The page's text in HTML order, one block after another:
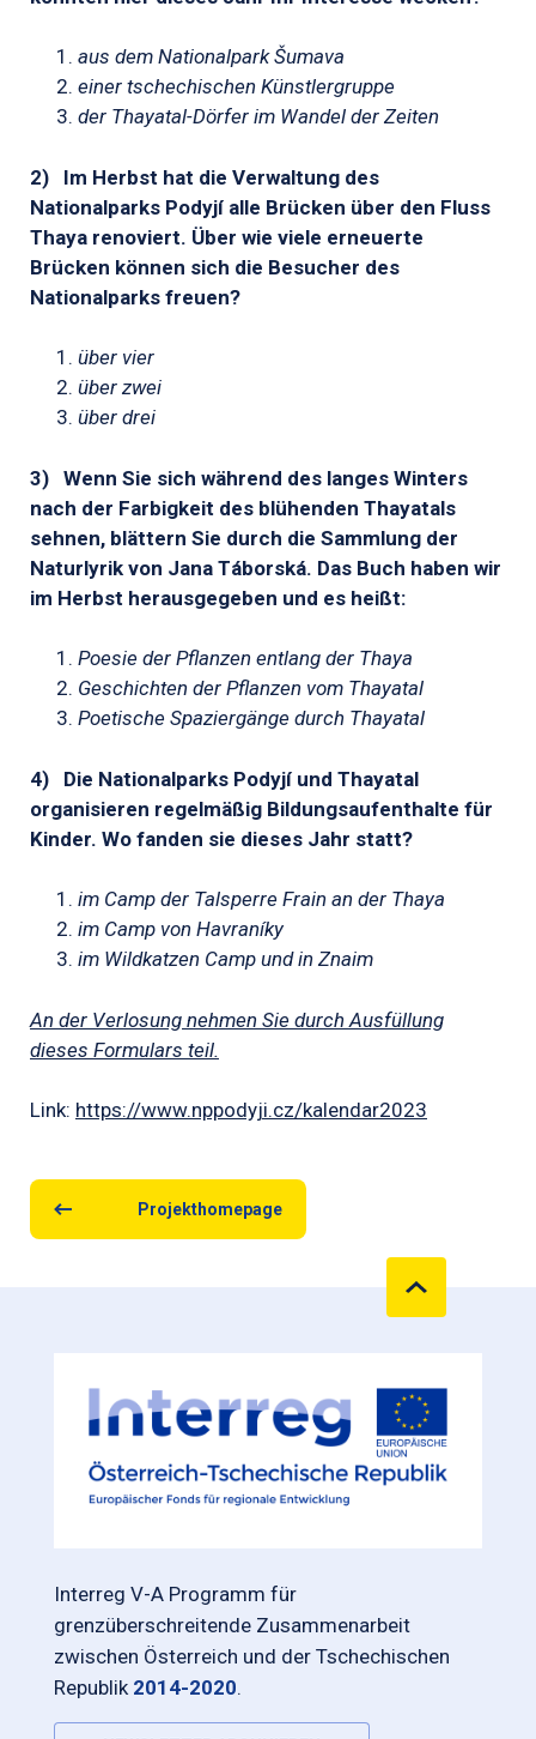
aus dem Nationalpark Šumava
einer tschechischen Künstlergruppe
der Thayatal-Dörfer im Wandel der Zeiten
2) Im Herbst hat die Verwaltung des
Nationalparks Podyjí alle Brücken über den Fluss
Thaya renoviert. Über wie viele erneuerte
Brücken können sich die Besucher des
Nationalparks freuen?
über vier
über zwei
über drei
3) Wenn Sie sich während des langes Winters
nach der Farbigkeit des blühenden Thayatals
sehnen, blättern Sie durch die Sammlung der
Naturlyrik von Jana Táborská. Das Buch haben wir
im Herbst herausgegeben und es heißt:
Poesie der Pflanzen entlang der Thaya
Geschichten der Pflanzen vom Thayatal
Poetische Spaziergänge durch Thayatal
4) Die Nationalparks Podyjí und Thayatal
organisieren regelmäßig Bildungsaufenthalte für
Kinder. Wo fanden sie dieses Jahr statt?
im Camp der Talsperre Frain an der Thaya
im Camp von Havraníky
im Wildkatzen Camp und in Znaim
An der Verlosung nehmen Sie durch Ausfüllung
dieses Formulars teil.
Link: https://www.nppodyji.cz/kalendar2023
Projekthomepage
Interreg V-A Programm für
grenzüberschreitende Zusammenarbeit
zwischen Österreich und der Tschechischen
Republik 2014-2020.